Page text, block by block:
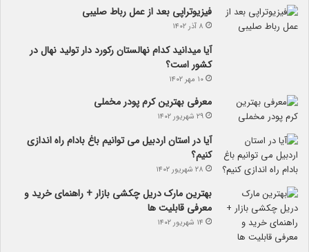
فیزیوتراپی بعد از عمل رباط صلیبی
۸ آذر ۱۴۰۲
آیا می­دانید کدام نهالستان رکورد دار تولید نهال­ در
کشور است؟
۱۰ مهر ۱۴۰۲
معرفی بهترین کرم پودر مخملی
۲۹ شهریور ۱۴۰۲
آیا در استان اردبیل می توانیم باغ بادام راه اندازی
کنیم؟
۲۸ شهریور ۱۴۰۲
بهترین مارک دریل چکشی بازار + راهنمای خرید و
معرفی قابلیت ها
۱۴ شهریور ۱۴۰۲